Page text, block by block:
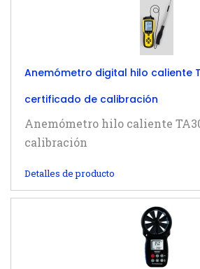
Anemómetro digital hilo caliente
certificado de calibración
Anemómetro hilo caliente
calibración
Detalles de producto